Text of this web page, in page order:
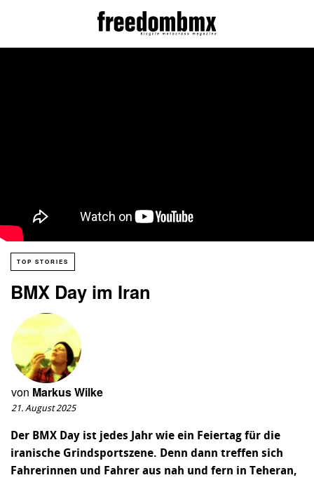
TOP STORIES
BMX Day im Iran
von Markus Wilke
21. August 2025
Der BMX Day ist jedes Jahr wie ein Feiertag für die
iranische Grindsportszene. Denn dann treffen sich
Fahrerinnen und Fahrer aus nah und fern in Teheran,